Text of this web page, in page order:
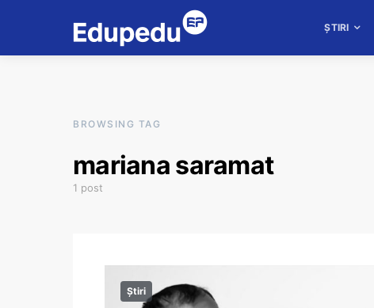
ȘTIRI
BROWSING TAG
mariana saramat
1 post
Știri